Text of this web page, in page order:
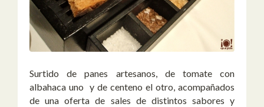
Surtido de panes artesanos, de tomate con
albahaca uno y de centeno el otro, acompañados
de una oferta de sales de distintos sabores y